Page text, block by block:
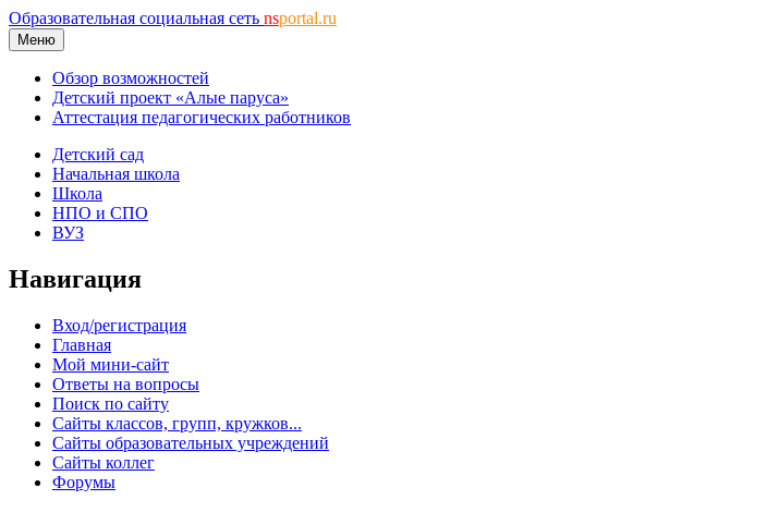
Образовательная социальная сеть nsportal.ru
Меню
Обзор возможностей
Детский проект «Алые паруса»
Аттестация педагогических работников
Детский сад
Начальная школа
Школа
НПО и СПО
ВУЗ
Навигация
Вход/регистрация
Главная
Мой мини-сайт
Ответы на вопросы
Поиск по сайту
Сайты классов, групп, кружков...
Сайты образовательных учреждений
Сайты коллег
Форумы